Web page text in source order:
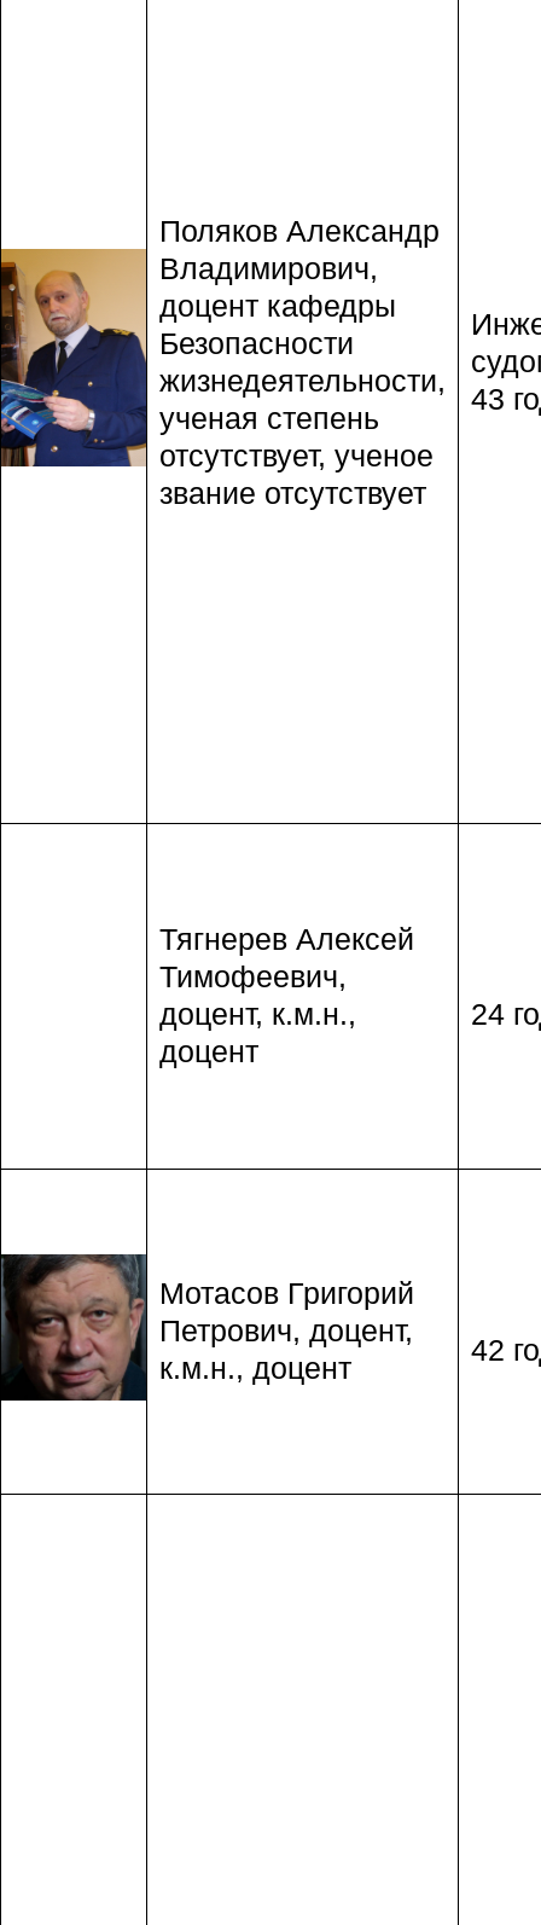
Поляков Александр
Владимирович,
доцент кафедры
Безопасности
жизнедеятельности,
ученая степень
отсутствует, ученое
звание отсутствует
43
Тягнерев Алексей
Тимофеевич,
доцент, к.м.н.,
доцент
24
Мотасов Григорий
Петрович, доцент,
к.м.н., доцент
42